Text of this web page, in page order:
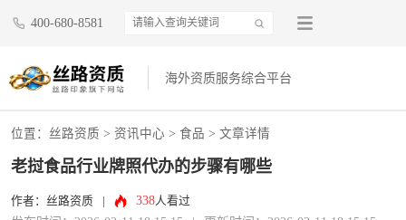
400-680-8581
海外资质服务综合平台
位置： 丝路资质 > 资讯中心 > 食品 > 文章详情
老挝食品行业牌照代办的步骤有哪些
作者：丝路资质 338人看过